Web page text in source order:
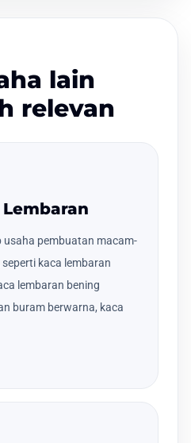
lain
relevan
usaha pembuatan macam-
kaca lembaran
lembaran bening
buram berwarna, kaca